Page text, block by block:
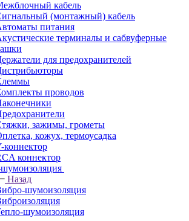
кабель
(монтажный) кабель
питания
терминалы и сабвуферные
для предохранителей
проводов
зажимы, грометы
кожух, термоусадка
коннектор
коннектор
Назад
шумоизоляция
шумоизоляция